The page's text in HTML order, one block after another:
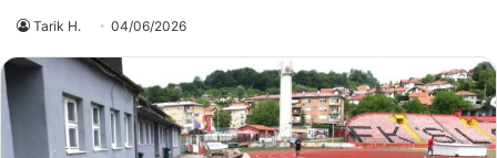
Tarik H. 04/06/2026